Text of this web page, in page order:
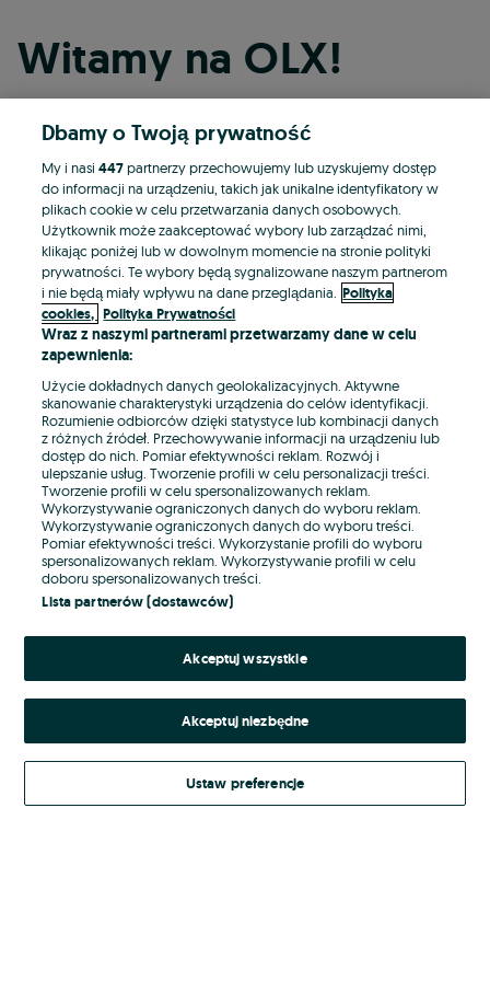
Witamy na OLX!
Kontynuuj przez Facebooka
Kontynuuj przez konto Apple
Kontynuuj przez konto Google
LUB
E-mail
Hasło
Nie pamiętasz hasła?
Zaloguj się
Kontynuując za pośrednictwem jednego z dostawców wskazanych powyżej,
Regulamin serwisuOLX.pl w jego aktualnym brzmieniu.
Dbamy o Twoją prywatność
My i nasi447partnerzy przechowujemy lub uzyskujemy dostęp
do informacji na urządzeniu, takich jak unikalne identyfikatory w
plikach cookie w celu przetwarzania danych osobowych.
Użytkownik może zaakceptować wybory lub zarządzać nimi,
klikając poniżej lub w dowolnym momencie na stronie polityki
prywatności. Te wybory będą sygnalizowane naszym partnerom
i nie będą miały wpływu na dane przeglądania. Polityka
cookies, Polityka Prywatności
Wraz z naszymi partnerami przetwarzamy dane w celu
zapewnienia:
Użycie dokładnych danych geolokalizacyjnych. Aktywne
skanowanie charakterystyki urządzenia do celów identyfikacji.
Rozumienie odbiorców dzięki statystyce lub kombinacji danych
z różnych źródeł. Przechowywanie informacji na urządzeniu lub
dostęp do nich. Pomiar efektywności reklam. Rozwój i
ulepszanie usług. Tworzenie profili w celu personalizacji treści.
Tworzenie profili w celu spersonalizowanych reklam.
Wykorzystywanie ograniczonych danych do wyboru reklam.
Wykorzystywanie ograniczonych danych do wyboru treści.
Pomiar efektywności treści. Wykorzystanie profili do wyboru
spersonalizowanych reklam. Wykorzystywanie profili w celu
doboru spersonalizowanych treści.
Lista partnerów (dostawców)
Akceptuj wszystkie
Akceptuj niezbędne
Ustaw preferencje